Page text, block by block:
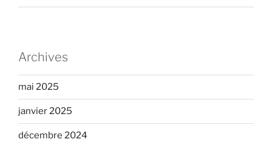
Archives
mai 2025
janvier 2025
décembre 2024